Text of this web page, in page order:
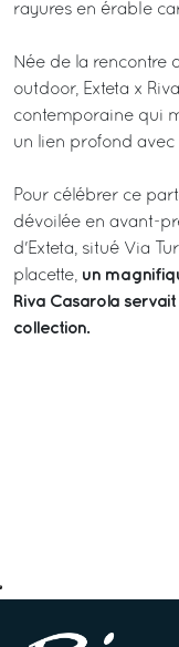
rayures en érable
Née de la rencontre
outdoor, Exteta x
contemporaine qui
un lien profond
Pour célébrer ce
dévoilée en avant-
d'Exteta, situé Via
placette, un
Riva Casarola
collection.